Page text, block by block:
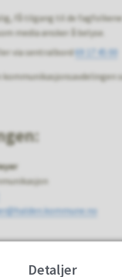
få tilgang til de
media ønsker å belyse.
via sentralbord69 17 45 00
Detaljer